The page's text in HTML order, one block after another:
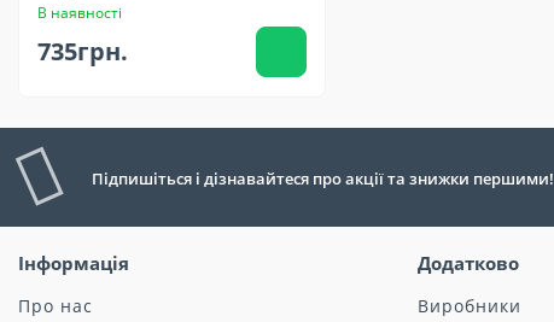
В наявності
735грн.
Підпишіться і дізнавайтеся про акції та знижки першими!
Інформація
Про нас
Додатково
Виробники